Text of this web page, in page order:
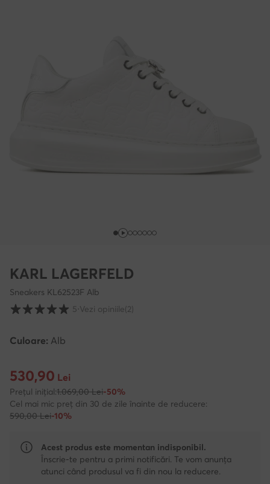
KARL LAGERFELD
Sneakers KL62523F Alb
Evaluarea clienților pe o scară de la 1 la 5
5⋅Vezi opiniile(2)
Culoare: Alb
Prețul actual 530,90 Lei
530,90 Lei
Prețul inițial:1.069,00 Lei-50%
Cel mai mic preț din 30 de zile înainte de reducere:
590,00 Lei-10%
Acest produs este momentan indisponibil.
Înscrie-te pentru a primi notificări. Te vom anunța
atunci când produsul va fi din nou la reducere.